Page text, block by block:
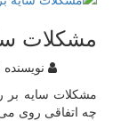
مشکلات
نویسنده
مشکلات سایه بر
چه اتفاقی روی